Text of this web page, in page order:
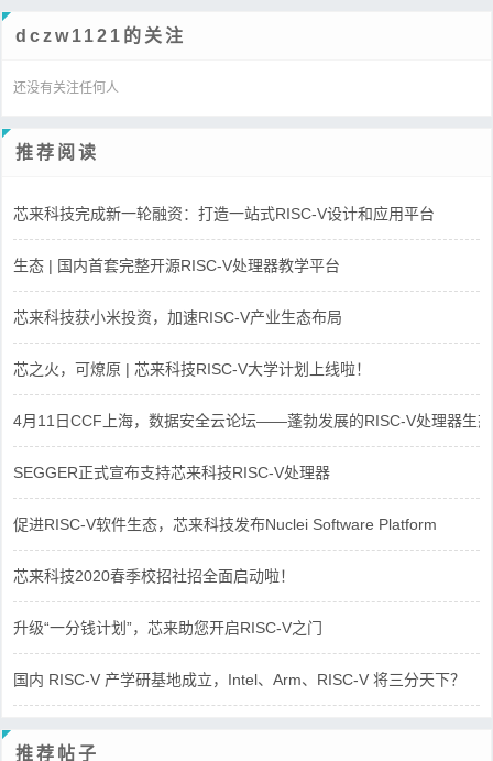
dczw1121的关注
还没有关注任何人
推荐阅读
芯来科技完成新一轮融资：打造一站式RISC-V设计和应用平台
生态 | 国内首套完整开源RISC-V处理器教学平台
芯来科技获小米投资，加速RISC-V产业生态布局
芯之火，可燎原 | 芯来科技RISC-V大学计划上线啦！
4月11日CCF上海，数据安全云论坛——蓬勃发展的RISC-V处理器生态
SEGGER正式宣布支持芯来科技RISC-V处理器
促进RISC-V软件生态，芯来科技发布Nuclei Software Platform
芯来科技2020春季校招社招全面启动啦！
升级“一分钱计划”，芯来助您开启RISC-V之门
国内 RISC-V 产学研基地成立，Intel、Arm、RISC-V 将三分天下？
推荐帖子